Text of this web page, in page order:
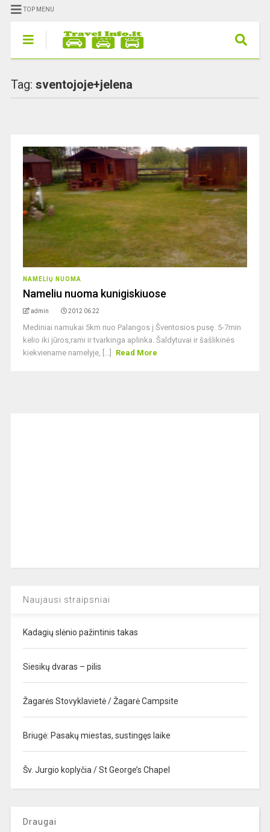
TOP MENU
Tag: sventojoje+jelena
NAMELIŲ NUOMA
Nameliu nuoma kunigiskiuose
admin 2012 06 22
Mediniai namukai 5km nuo Palangos į Šventosios pusę. 5-7min
kelio iki jūros,rami ir tvarkinga aplinka. Šaldytuvai ir šašlikinės
kiekviename namelyje, [...]
Read More
Naujausi straipsniai
Kadagių slėnio pažintinis takas
Siesikų dvaras – pilis
Žagarės Stovyklavietė / Žagarė Campsite
Briugė: Pasakų miestas, sustingęs laike
Šv. Jurgio koplyčia / St George’s Chapel
Draugai